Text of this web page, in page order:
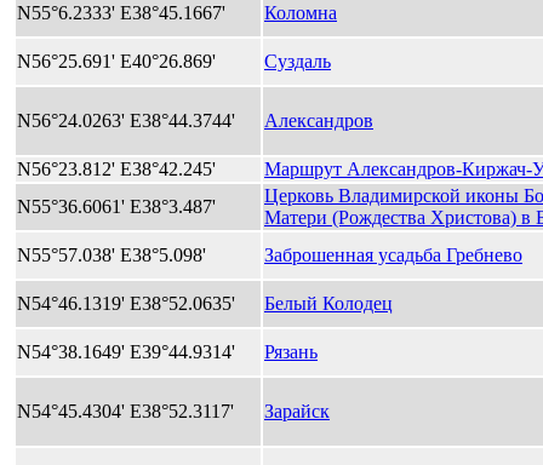
N55°6.2333' E38°45.1667' Коломна
N56°25.691' E40°26.869' Суздаль
N56°24.0263' E38°44.3744' Александров
N56°23.812' E38°42.245'
Маршрут Александров-Киржач-
N55°36.6061' E38°3.487'
Церковь Владимирской иконы
Матери (Рождества Христова) в
N55°57.038' E38°5.098'
Заброшенная усадьба Гребнево
N54°46.1319' E38°52.0635' Белый Колодец
N54°38.1649' E39°44.9314' Рязань
N54°45.4304' E38°52.3117' Зарайск